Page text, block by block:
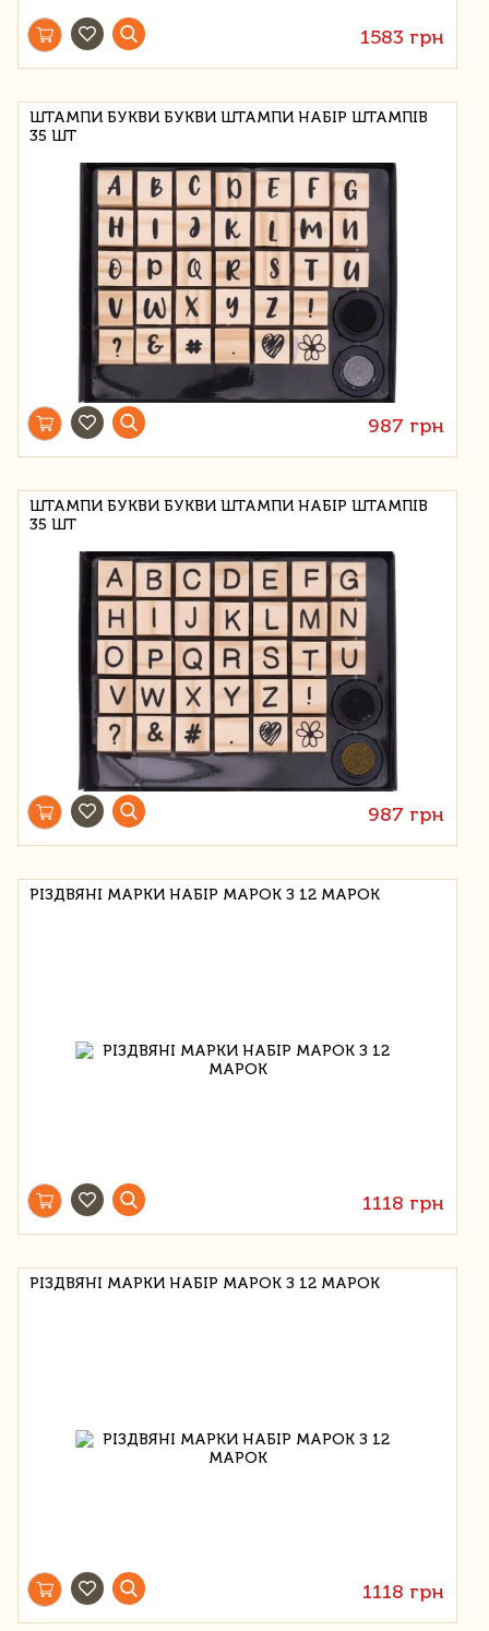
1583 грн
ШТАМПИ БУКВИ БУКВИ ШТАМПИ НАБІР ШТАМПІВ
35 ШТ
987 грн
ШТАМПИ БУКВИ БУКВИ ШТАМПИ НАБІР ШТАМПІВ
35 ШТ
987 грн
РІЗДВЯНІ МАРКИ НАБІР МАРОК З 12 МАРОК
1118 грн
РІЗДВЯНІ МАРКИ НАБІР МАРОК З 12 МАРОК
1118 грн